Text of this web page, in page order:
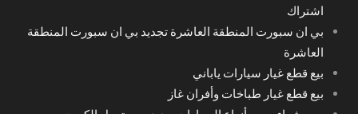
اشتراك
بي ان سبورت المنطقة العاشرة تجديد بي ان سبورت المنطقة
العاشرة
بيع قطع غيار سيارات ياباني
بيع قطع غيار طباخات وأفران غاز